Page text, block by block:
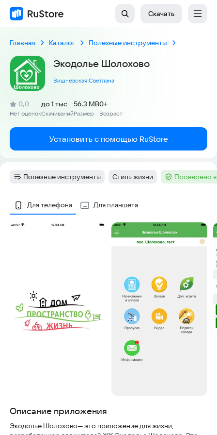
Скачать
Главная Каталог Полезные инструменты
Экодолье Шолохово
Вишневская Светлана
Рейтинг:
0,0
(
Нет оценок
)
Скачиваний
до 1 тыс
Размер
56.3 MB
Возраст
0+
Установить с помощью RuStore
Категория:
Полезные инструменты Тег:
Стиль жизни Тег :Проверено
Скриншоты
Для телефона Для планшета
Описание приложения
Экодолье Шолохово— это приложение для жизни,